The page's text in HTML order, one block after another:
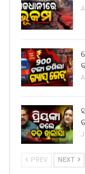
PREV NEXT